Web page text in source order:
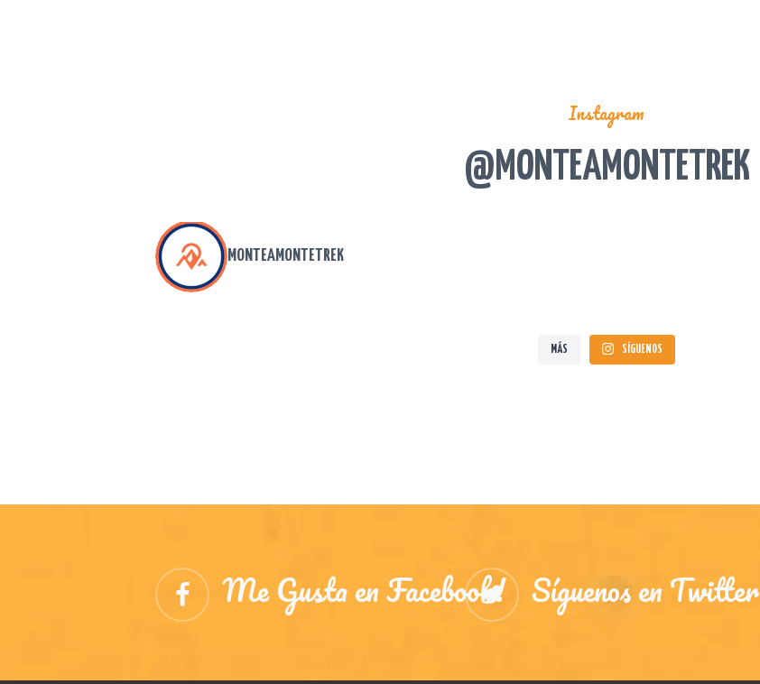
Instagram
@MONTEAMONTETREK
MONTEAMONTETREK
MÁS SÍGUENOS
Me Gusta en Facebook! Síguenos en Twitter